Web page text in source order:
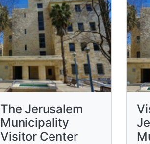
The Jerusalem
Municipality
Visitor Center